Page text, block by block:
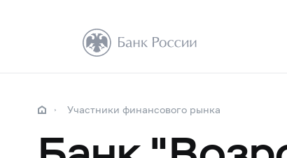
Участники финансового рынка